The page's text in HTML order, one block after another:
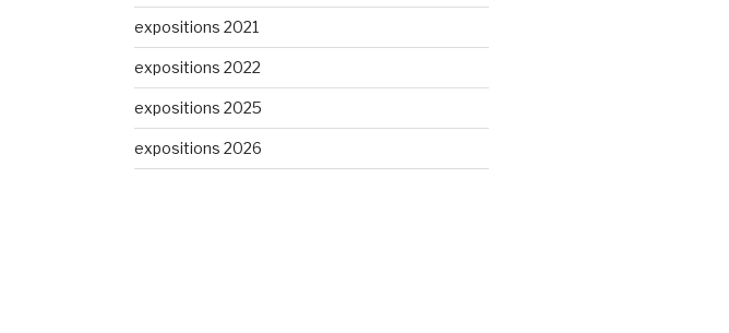
expositions 2021
expositions 2022
expositions 2025
expositions 2026